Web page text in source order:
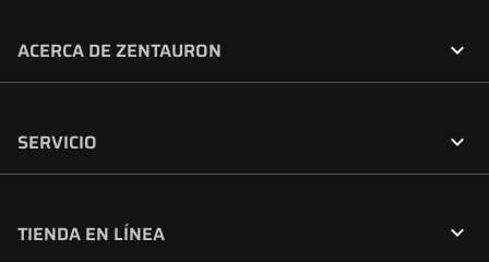
ACERCA DE ZENTAURON 
SERVICIO 
TIENDA EN LÍNEA 